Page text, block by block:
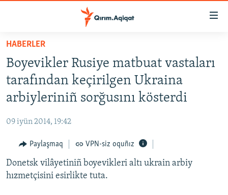
Esas
qaytmaq
Baş
navigatsiyağa
qaytmaq
Qıdıruvğa
qaytmaq
HABERLER
SİYASET
İQTİSADİYAT
MEDENİYET
İNSAN AQLARI
VİDEO
HABERLER
Boyevikler Rusiye matbuat vastaları
tarafından keçirilgen Ukraina
arbiyleriniñ sorğusını kösterdi
09 iyün 2014, 19:42
Paylaşmaq VPN-siz oquñız
Donetsk vilâyetiniñ boyevikleri altı ukrain arbiy
hızmetçisini esirlikte tuta.